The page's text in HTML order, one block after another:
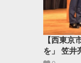
【西東京
を」 笠井